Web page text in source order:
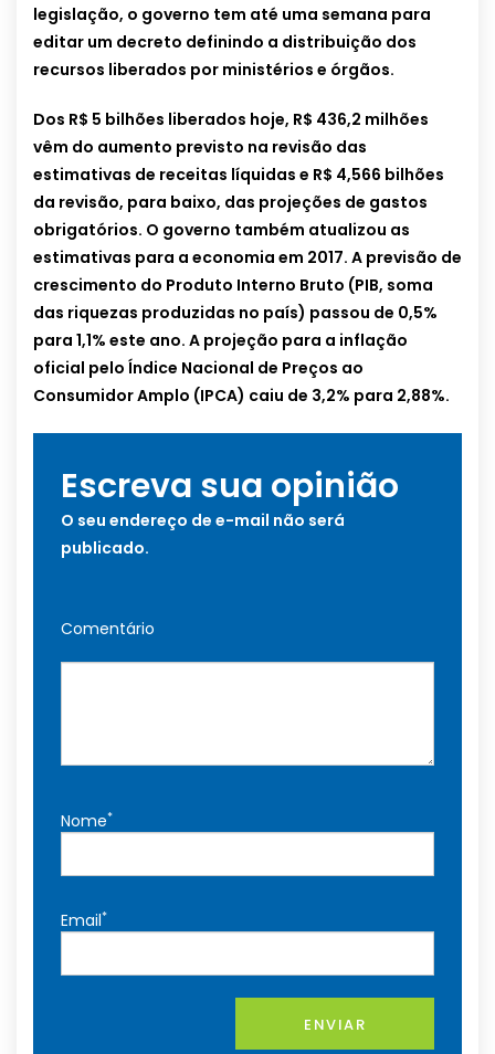
legislação, o governo tem até uma semana para
editar um decreto definindo a distribuição dos
recursos liberados por ministérios e órgãos.
Dos R$ 5 bilhões liberados hoje, R$ 436,2 milhões
vêm do aumento previsto na revisão das
estimativas de receitas líquidas e R$ 4,566 bilhões
da revisão, para baixo, das projeções de gastos
obrigatórios. O governo também atualizou as
estimativas para a economia em 2017. A previsão de
crescimento do Produto Interno Bruto (PIB, soma
das riquezas produzidas no país) passou de 0,5%
para 1,1% este ano. A projeção para a inflação
oficial pelo Índice Nacional de Preços ao
Consumidor Amplo (IPCA) caiu de 3,2% para 2,88%.
Escreva sua opinião
O seu endereço de e-mail não será
publicado.
Comentário
Nome*
Email*
ENVIAR